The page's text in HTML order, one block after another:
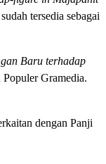
tersedia sebagai
Baru terhadap
Gramedia.
dengan Panji